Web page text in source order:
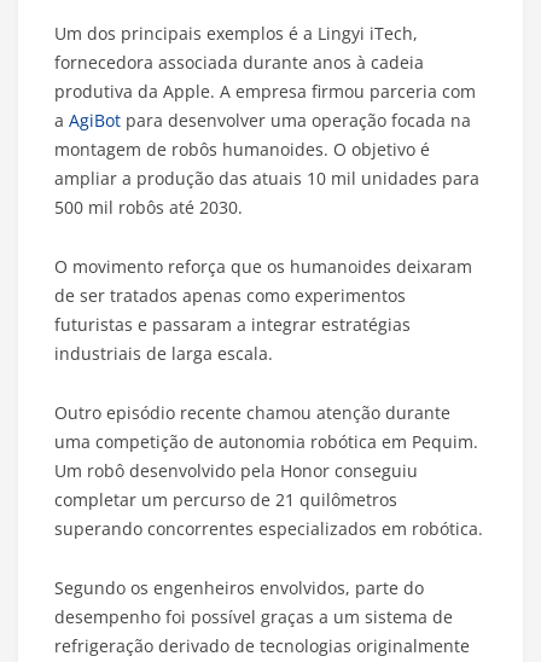
Um dos principais exemplos é a Lingyi iTech,
fornecedora associada durante anos à cadeia
produtiva da Apple. A empresa firmou parceria com
a AgiBot para desenvolver uma operação focada na
montagem de robôs humanoides. O objetivo é
ampliar a produção das atuais 10 mil unidades para
500 mil robôs até 2030.
O movimento reforça que os humanoides deixaram
de ser tratados apenas como experimentos
futuristas e passaram a integrar estratégias
industriais de larga escala.
Outro episódio recente chamou atenção durante
uma competição de autonomia robótica em Pequim.
Um robô desenvolvido pela Honor conseguiu
completar um percurso de 21 quilômetros
superando concorrentes especializados em robótica.
Segundo os engenheiros envolvidos, parte do
desempenho foi possível graças a um sistema de
refrigeração derivado de tecnologias originalmente